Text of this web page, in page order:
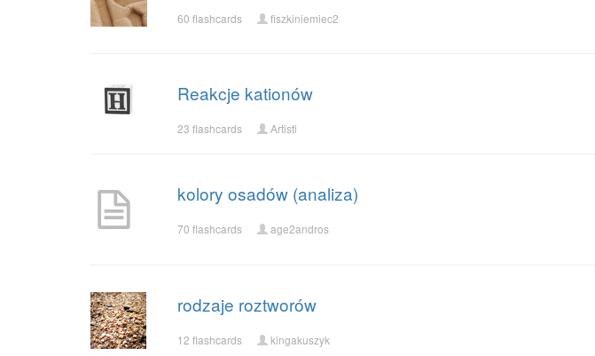
60 flashcards fiszkiniemiec2
Reakcje kationów
23 flashcards Artisti
kolory osadów (analiza)
70 flashcards age2andros
rodzaje roztworów
12 flashcards kingakuszyk